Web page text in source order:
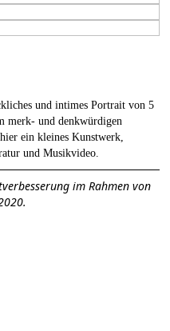
und intimes Portrait von 5
merk- und denkwürdigen
ein kleines Kunstwerk,
und Musikvideo.
im Rahmen von